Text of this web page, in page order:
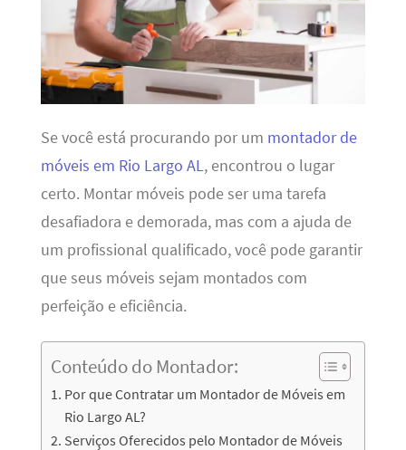
Se você está procurando por um montador de
móveis em Rio Largo AL, encontrou o lugar
certo. Montar móveis pode ser uma tarefa
desafiadora e demorada, mas com a ajuda de
um profissional qualificado, você pode garantir
que seus móveis sejam montados com
perfeição e eficiência.
Conteúdo do Montador:
Por que Contratar um Montador de Móveis em
Rio Largo AL?
Serviços Oferecidos pelo Montador de Móveis